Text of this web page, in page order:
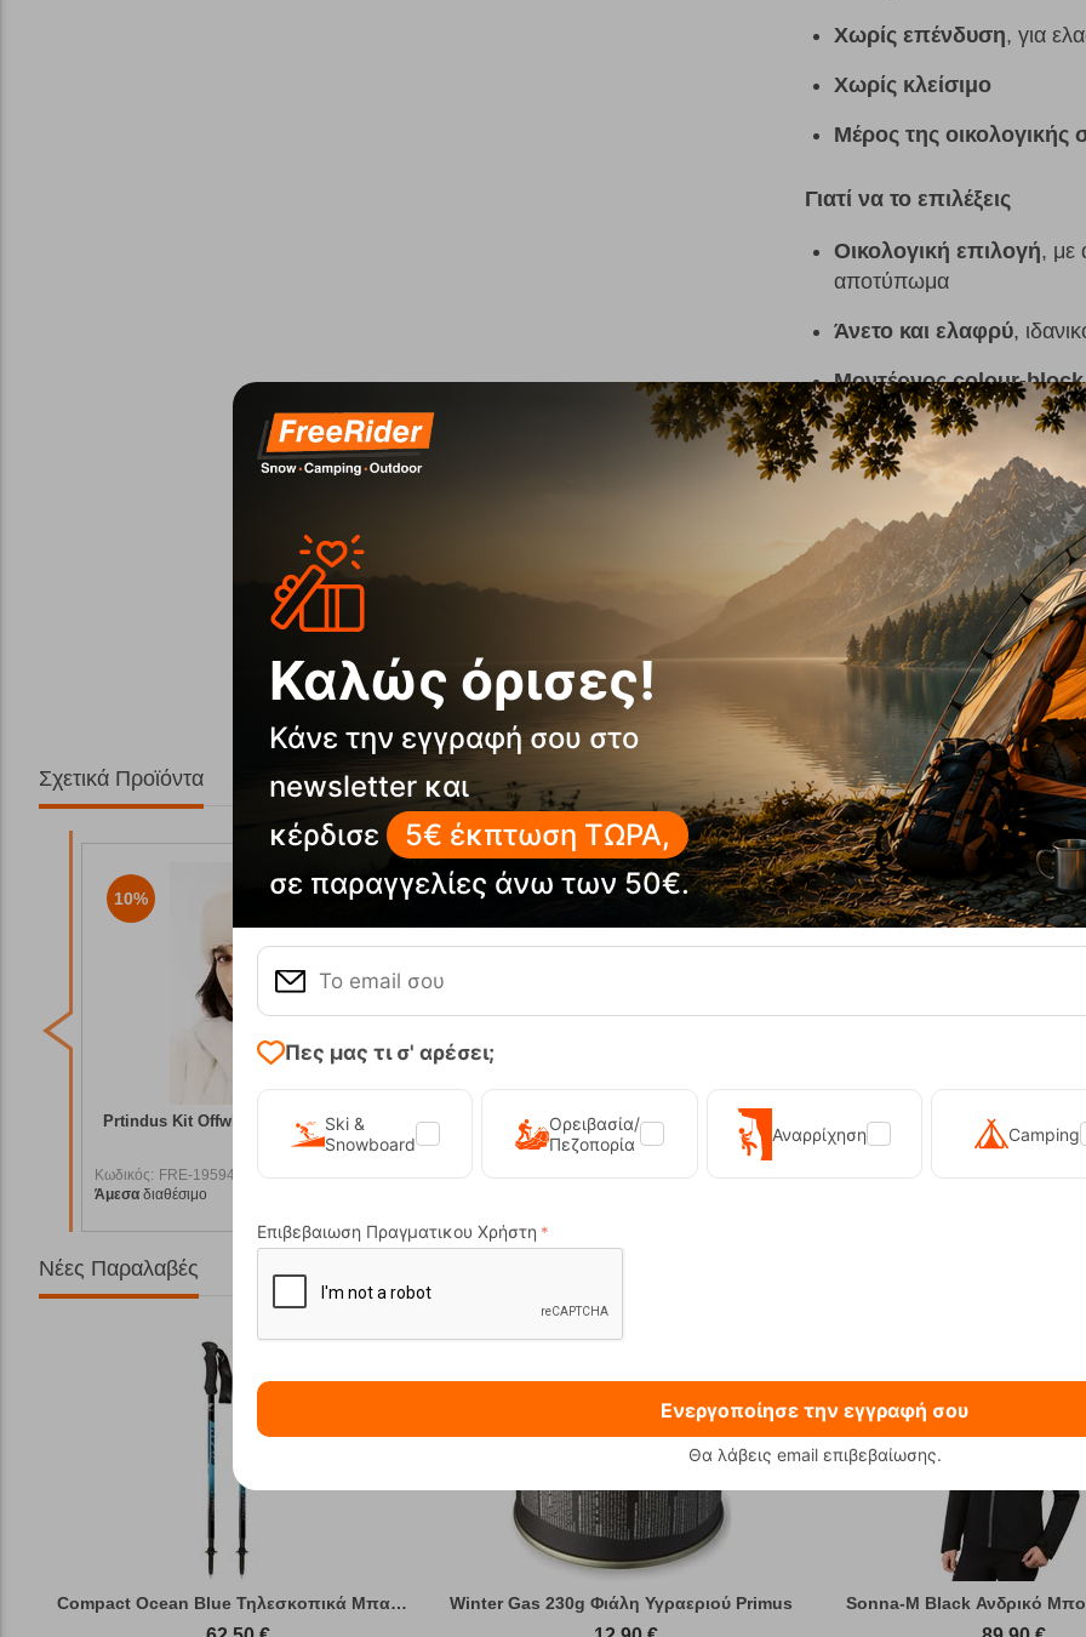
Χωρίς επένδυση, για
Χωρίς κλείσιμο
Μέρος της οικολογικής
Γιατί να το επιλέξεις
Οικολογική επιλογή, με
αποτύπωμα
Άνετο και ελαφρύ,
Μοντέρνος colour-block
outfit
Σχετικά Προϊόντα
10%
Prtindus Kit Offwhite Γυναικείος Σκούφος
Κωδικός: FRE-19594
Άμεσα διαθέσιμο
39,99 €
10%
Prtware True Black Σκούφος Protest
Κωδικός: FRE-19589
24,99 €
10%
PrtScale True Black Σκούφος
Κωδικός: FRE-19588
Νέες Παραλαβές
Compact Ocean Blue Τηλεσκοπικά Μπατόν Πεζ... Winter Gas 230g Φιάλη Υγραεριού Primus Sonna-M Black Ανδρικό
Καλώς όρισες!
Κάνε την εγγραφή σου στο
newsletter και
κέρδισε
5€ έκπτωση ΤΩΡΑ,
σε παραγγελίες άνω των 50€.
Πες μας τι σ' αρέσει;
Ski &
Snowboard
Ορειβασία/
Πεζοπορία
Αναρρίχηση Camping
Επιβεβαιωση Πραγματικου Χρήστη
Ενεργοποίησε την εγγραφή σου
Θα λάβεις email επιβεβαίωσης.